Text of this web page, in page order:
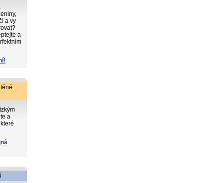
a vy
a
a